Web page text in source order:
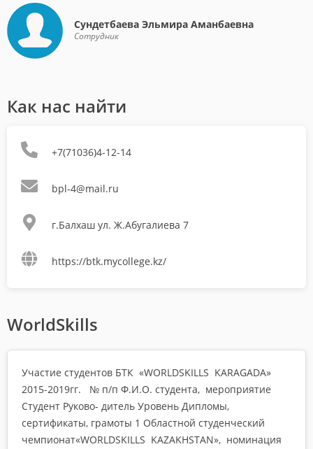
Сундетбаева Эльмира Аманбаевна
Сотрудник
Как нас найти
+7(71036)4-12-14
bpl-4@mail.ru
г.Балхаш ул. Ж.Абугалиева 7
https://btk.mycollege.kz/
WorldSkills
Участие студентов БТК «WORLDSKILLS KARAGADA»
2015-2019гг. № п/п Ф.И.О. студента, мероприятие
Студент Руково- дитель Уровень Дипломы,
сертификаты, грамоты 1 Областной студенческий
чемпионат«WORLDSKILLS KAZAKHSTAN», номинация